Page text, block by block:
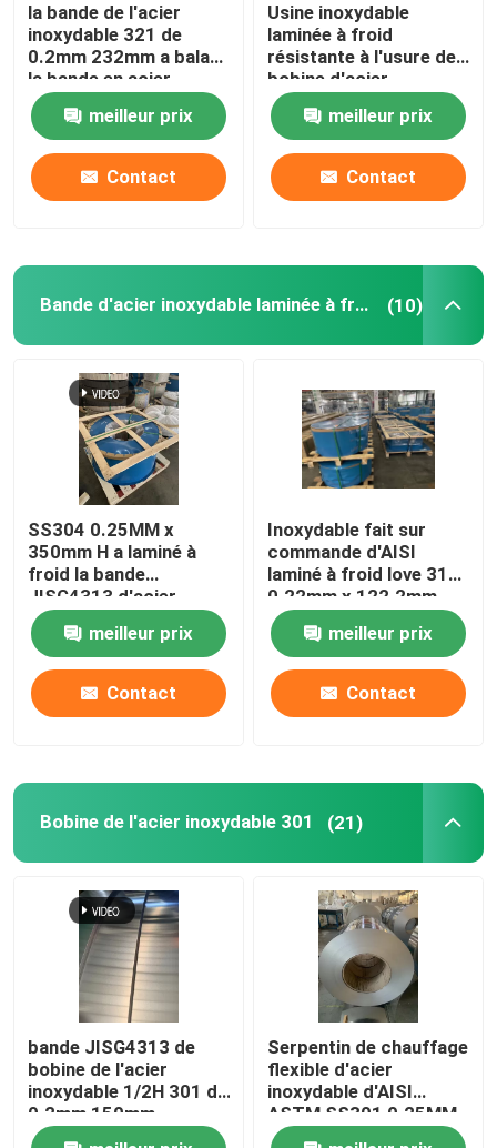
la bande de l'acier
inoxydable 321 de
0.2mm 232mm a balayé
la bande en acier
IATF16949
meilleur prix
Contact
Usine inoxydable
laminée à froid
résistante à l'usure de
bobine d'acier
inoxydable de la bobine
0.6*1000mmmeilleur prix
Contact
Bande d'acier inoxydable laminée à froid (10)
SS304 0.25MM x
350mm H a laminé à
froid la bande
JISG4313 d'acier
inoxydable
meilleur prix
Contact
Inoxydable fait sur
commande d'AISI
laminé à froid love 316l
0.22mm x 122.2mm
meilleur prix
Contact
Bobine de l'acier inoxydable 301 (21)
bande JISG4313 de
bobine de l'acier
inoxydable 1/2H 301 de
0.2mm 150mm
Serpentin de chauffage
flexible d'acier
inoxydable d'AISI
ASTM SS301 0.25MM
* 220mm